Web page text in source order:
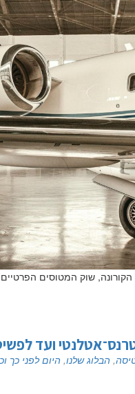
הקורונה, שוק המטוסים
, הבלוג שלנו, היום לפני כך